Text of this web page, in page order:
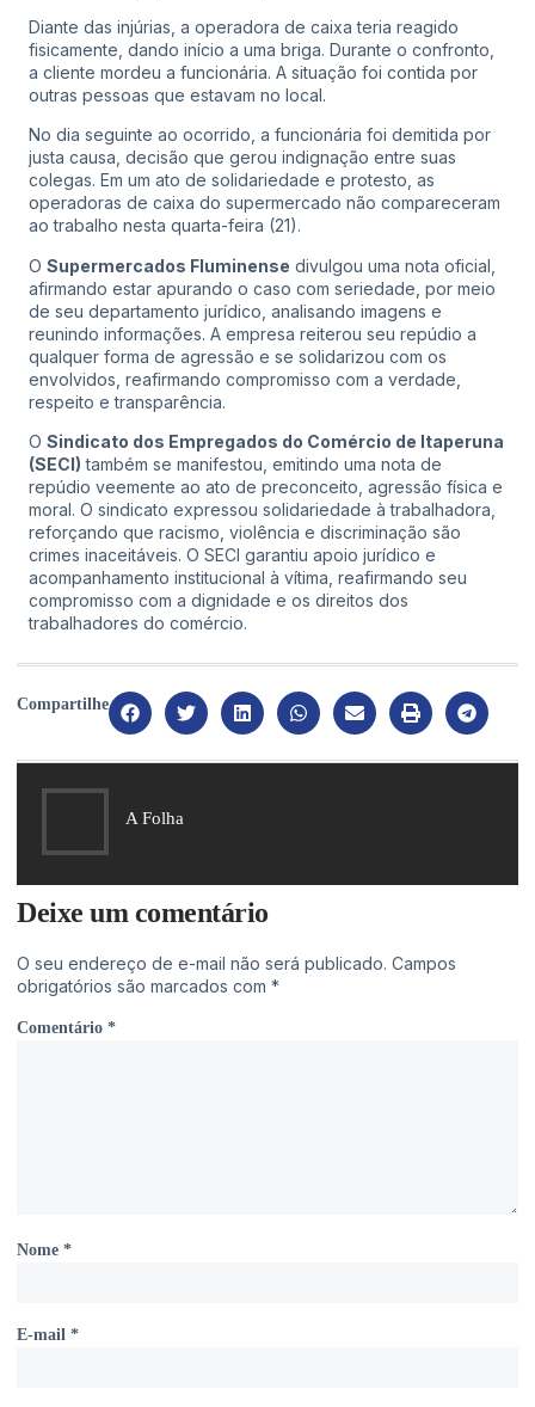
Diante das injúrias, a operadora de caixa teria reagido
fisicamente, dando início a uma briga. Durante o confronto,
a cliente mordeu a funcionária. A situação foi contida por
outras pessoas que estavam no local.
No dia seguinte ao ocorrido, a funcionária foi demitida por
justa causa, decisão que gerou indignação entre suas
colegas. Em um ato de solidariedade e protesto, as
operadoras de caixa do supermercado não compareceram
ao trabalho nesta quarta-feira (21).
O Supermercados Fluminense divulgou uma nota oficial,
afirmando estar apurando o caso com seriedade, por meio
de seu departamento jurídico, analisando imagens e
reunindo informações. A empresa reiterou seu repúdio a
qualquer forma de agressão e se solidarizou com os
envolvidos, reafirmando compromisso com a verdade,
respeito e transparência.
O Sindicato dos Empregados do Comércio de Itaperuna
(SECI) também se manifestou, emitindo uma nota de
repúdio veemente ao ato de preconceito, agressão física e
moral. O sindicato expressou solidariedade à trabalhadora,
reforçando que racismo, violência e discriminação são
crimes inaceitáveis. O SECI garantiu apoio jurídico e
acompanhamento institucional à vítima, reafirmando seu
compromisso com a dignidade e os direitos dos
trabalhadores do comércio.
Compartilhe
A Folha
Deixe um comentário
O seu endereço de e-mail não será publicado. Campos
obrigatórios são marcados com *
Comentário *
Nome *
E-mail *